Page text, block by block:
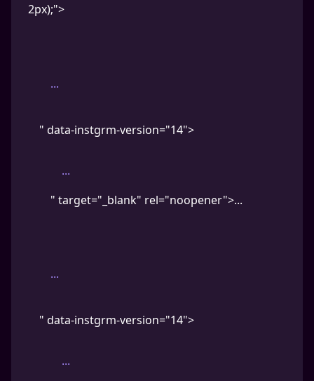
2px);">
...
" data-instgrm-version="14">
...
" target="_blank" rel="noopener">...
...
" data-instgrm-version="14">
...